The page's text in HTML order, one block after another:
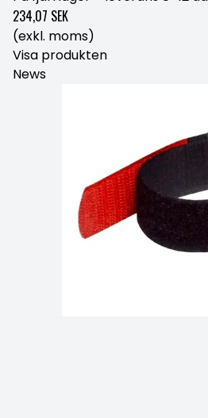
234,07 SEK
(exkl. moms)
Visa produkten
News